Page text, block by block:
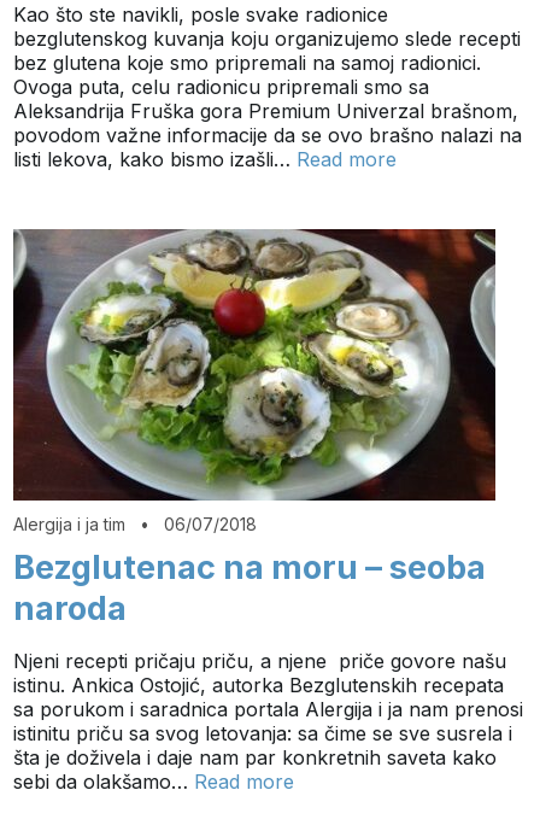
Kao što ste navikli, posle svake radionice
bezglutenskog kuvanja koju organizujemo slede recepti
bez glutena koje smo pripremali na samoj radionici.
Ovoga puta, celu radionicu pripremali smo sa
Aleksandrija Fruška gora Premium Univerzal brašnom,
povodom važne informacije da se ovo brašno nalazi na
listi lekova, kako bismo izašli… Read more
Alergija i ja tim •06/07/2018
Bezglutenac na moru – seoba
naroda
Njeni recepti pričaju priču, a njene priče govore našu
istinu. Ankica Ostojić, autorka Bezglutenskih recepata
sa porukom i saradnica portala Alergija i ja nam prenosi
istinitu priču sa svog letovanja: sa čime se sve susrela i
šta je doživela i daje nam par konkretnih saveta kako
sebi da olakšamo… Read more